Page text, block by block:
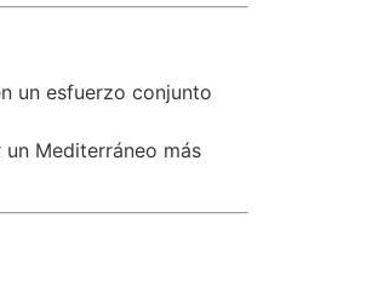
un esfuerzo conjunto
un Mediterráneo más